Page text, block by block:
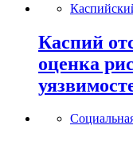
Каспий
оценка